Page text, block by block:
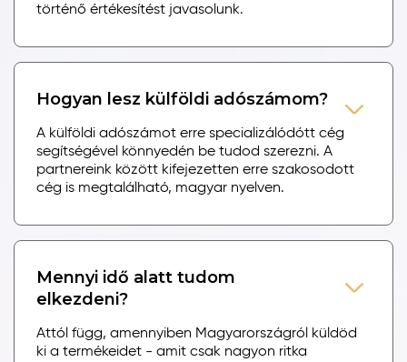
történő értékesítést javasolunk.
Hogyan lesz külföldi adószámom?
A külföldi adószámot erre specializálódótt cég
segítségével könnyedén be tudod szerezni. A
partnereink között kifejezetten erre szakosodott
cég is megtalálható, magyar nyelven.
Mennyi idő alatt tudom
elkezdeni?
Attól függ, amennyiben Magyarországról küldöd
ki a termékeidet - amit csak nagyon ritka